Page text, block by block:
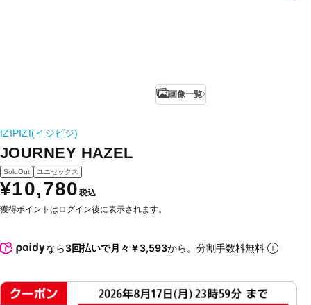
画像一覧
IZIPIZI(イジピジ)
JOURNEY HAZEL
SoldOut ユニセックス
¥10,780 税込
獲得ポイントはログイン後に表示されます。
なら3回払いで月々￥3,593から。分割手数料無料